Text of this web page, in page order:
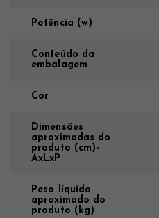
Potência (w)
Conteúdo da
embalagem
Cor
Dimensões
aproximadas do
produto (cm)-
AxLxP
Peso líquido
aproximado do
produto (kg)